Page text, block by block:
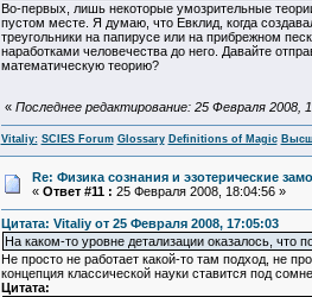
Во-первых, лишь некоторые умозрительные
пустом месте. Я думаю, что Евклид, когда
треугольники на папирусе или на прибрежном
наработками человечества до него. Давайте
математическую теорию?
« Последнее редактирование: 25 Февраля 2008,
Vitaliy: SCIES Forum Glossary Definitions of Magic
Re: Физика сознания и эзотерические
« Ответ #11 : 25 Февраля 2008, 18:04:56 »
Цитата: Vitaliy от 25 Февраля 2008, 17:05:03
На каком-то уровне детализации оказалось, что
Не просто не работает какой-то там подход, не
концепция классической науки ставится под
Цитата: